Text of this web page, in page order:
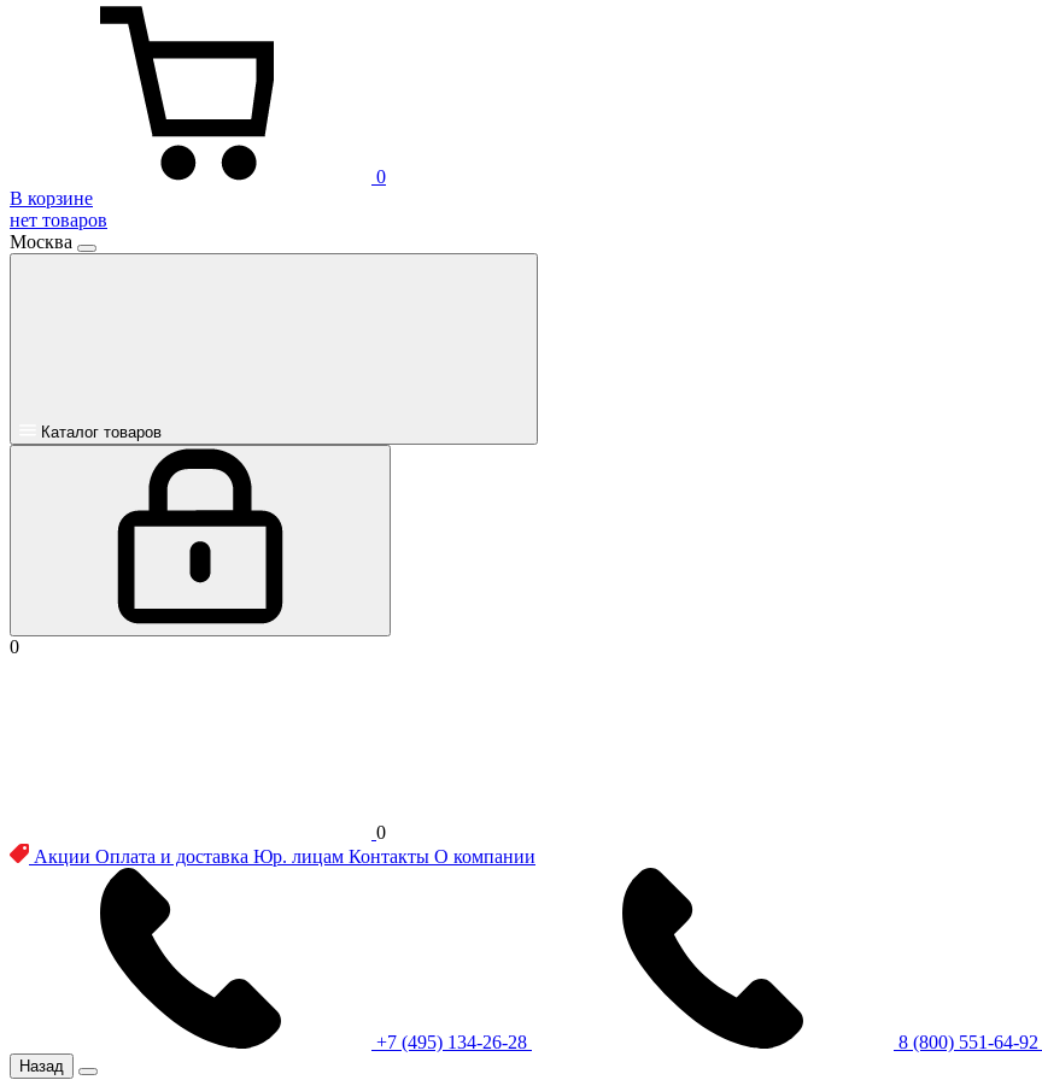
0
В корзине
нет товаров
Москва
Каталог товаров
0
0
Акции Оплата и доставка Юр. лицам Контакты О компании
+7 (495) 134-26-28 8 (800) 551-64-92
Назад